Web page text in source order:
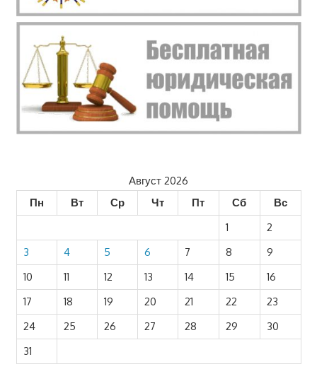
Август 2026
Пн
Вт Ср Чт Пт Сб
Вс
1
2
3
4 5 6 7 8
9
10
11 12 13 14 15
16
17
18 19 20 21 22
23
24
25 26 27 28 29
30
31